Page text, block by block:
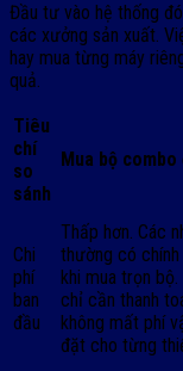
Đầu tư vào hệ thống
các xưởng sản xuất.
hay mua từng máy
quả.
Tiêu
chí
so
sánh
Mua bộ
Chi
phí
ban
đầu
Thấp hơn. Các
thường có
khi mua trọn
chỉ cần thanh
không mất phí
đặt cho từng